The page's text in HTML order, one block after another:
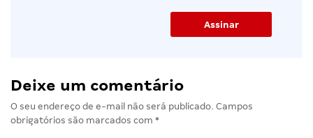
Deixe um comentário
O seu endereço de e-mail não será publicado. Campos
obrigatórios são marcados com *